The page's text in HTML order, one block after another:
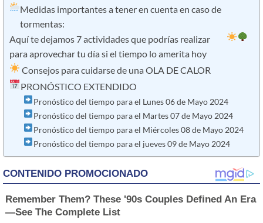
Medidas importantes a tener en cuenta en caso de
tormentas:
Aquí te dejamos 7 actividades que podrías realizar
para aprovechar tu día si el tiempo lo amerita hoy
Consejos para cuidarse de una OLA DE CALOR
PRONÓSTICO EXTENDIDO
Pronóstico del tiempo para el Lunes 06 de Mayo 2024
Pronóstico del tiempo para el Martes 07 de Mayo 2024
Pronóstico del tiempo para el Miércoles 08 de Mayo 2024
Pronóstico del tiempo para el jueves 09 de Mayo 2024